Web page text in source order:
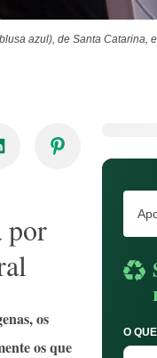
azul), de Santa Catarina,
por
os
os que
O